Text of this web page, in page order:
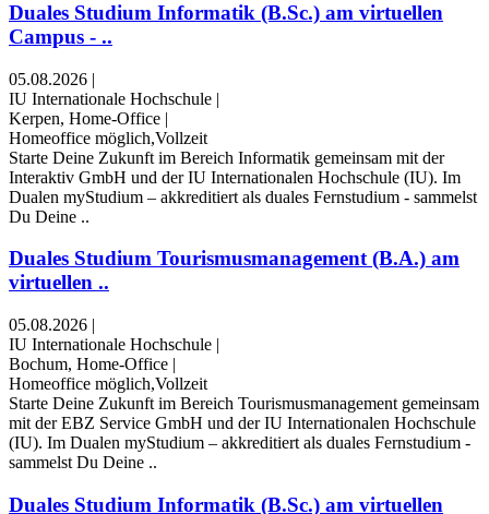
Duales Studium Informatik (B.Sc.) am virtuellen
Campus - ..
05.08.2026 |
IU Internationale Hochschule |
Kerpen, Home-Office |
Homeoffice möglich,Vollzeit
Starte Deine Zukunft im Bereich Informatik gemeinsam mit der
Interaktiv GmbH und der IU Internationalen Hochschule (IU). Im
Dualen myStudium – akkreditiert als duales Fernstudium - sammelst
Du Deine ..
Duales Studium Tourismusmanagement (B.A.) am
virtuellen ..
05.08.2026 |
IU Internationale Hochschule |
Bochum, Home-Office |
Homeoffice möglich,Vollzeit
Starte Deine Zukunft im Bereich Tourismusmanagement gemeinsam
mit der EBZ Service GmbH und der IU Internationalen Hochschule
(IU). Im Dualen myStudium – akkreditiert als duales Fernstudium -
sammelst Du Deine ..
Duales Studium Informatik (B.Sc.) am virtuellen